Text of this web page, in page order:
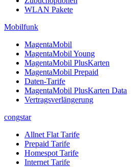
WLAN Pakete
Mobilfunk
MagentaMobil
MagentaMobil Young
MagentaMobil PlusKarten
MagentaMobil Prepaid
Daten-Tarife
MagentaMobil PlusKarten Data
Vertragsverlängerung
congstar
Allnet Flat Tarife
Prepaid Tarife
Homespot Tarife
Internet Tarife